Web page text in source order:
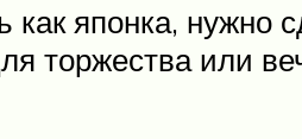
японка, нужно
торжества или